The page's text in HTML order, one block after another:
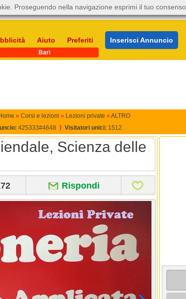
Aiuto Preferiti Inserisci Annuncio
Bari
» Corsi e lezioni » Lezioni private » ALTRO
425333#4648 ⟩ Visitatori unici: 1512
Scienza delle
Rispondi
Proseguendo nella navigazione esprimi il tuo consenso.